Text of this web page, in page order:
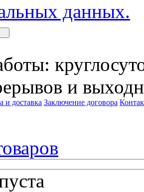
данных.
и
и доставка Заключение договора